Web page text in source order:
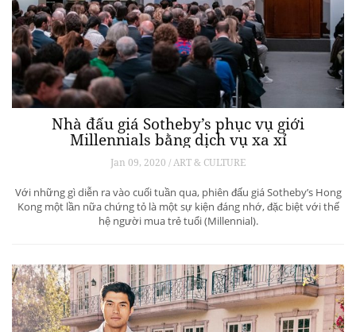
Nhà đấu giá Sotheby’s phục vụ giới
Millennials bằng dịch vụ xa xỉ
Jan 09, 2020 / ART & CULTURE
Với những gì diễn ra vào cuối tuần qua, phiên đấu giá Sotheby’s Hong
Kong một lần nữa chứng tỏ là một sự kiện đáng nhớ, đặc biệt với thế
hệ người mua trẻ tuổi (Millennial).